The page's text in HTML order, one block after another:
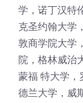
学，诺丁汉特
克圣约翰大学
敦商学院大学
院，格林威治
蒙福 特大学，
德兰大学，威